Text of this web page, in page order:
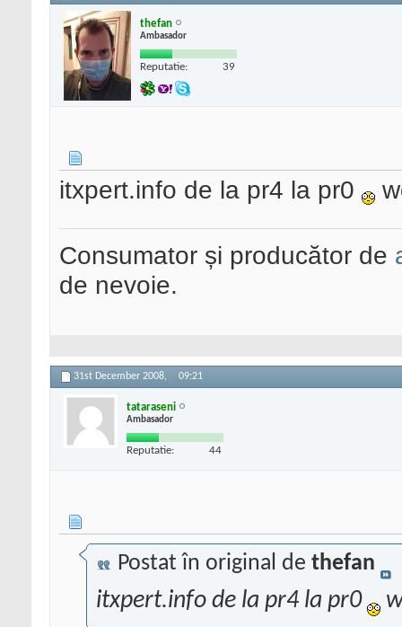
thefan
Ambasador
Reputatie: 39
itxpert.info de la pr4 la pr0
Consumator și producător de
de nevoie.
31st December 2008, 09:21
tataraseni
Ambasador
Reputatie: 44
Postat în original de thefan
itxpert.info de la pr4 la pr0